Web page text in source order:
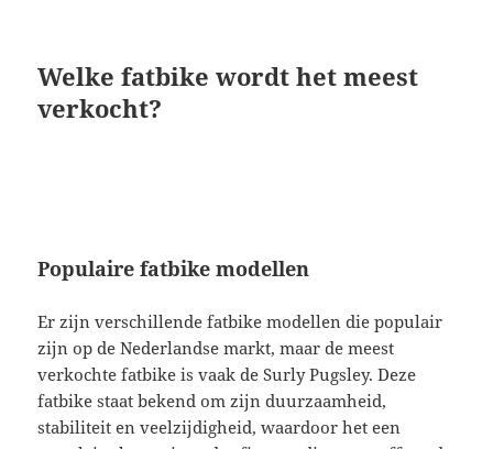
Welke fatbike wordt het meest
verkocht?
Populaire fatbike modellen
Er zijn verschillende fatbike modellen die populair
zijn op de Nederlandse markt, maar de meest
verkochte fatbike is vaak de Surly Pugsley. Deze
fatbike staat bekend om zijn duurzaamheid,
stabiliteit en veelzijdigheid, waardoor het een